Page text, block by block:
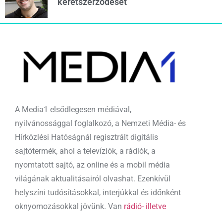
A Media1 elsődlegesen médiával,
nyilvánossággal foglalkozó, a Nemzeti Média- és
Hírközlési Hatóságnál regisztrált digitális
sajtótermék, ahol a televíziók, a rádiók, a
nyomtatott sajtó, az online és a mobil média
világának aktualitásairól olvashat. Ezenkívül
helyszíni tudósításokkal, interjúkkal és időnként
oknyomozásokkal jövünk. Van rádió- illetve